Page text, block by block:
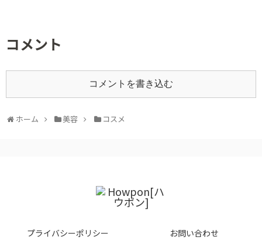
コメント
コメントを書き込む
ホーム 美容 コスメ
プライバシーポリシー お問い合わせ